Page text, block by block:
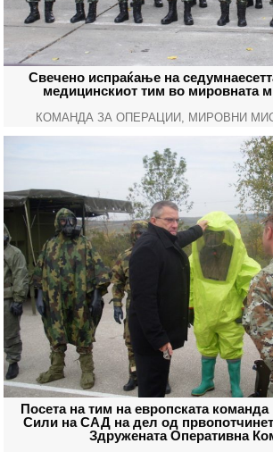
Свечено испраќање на
медицинскиот тим во мировната
КОМАНДА ЗА ОПЕРАЦИИ, МИРОВНИ
Посета на тим на европската
Сили на САД на дел од
Здружената Оперативна